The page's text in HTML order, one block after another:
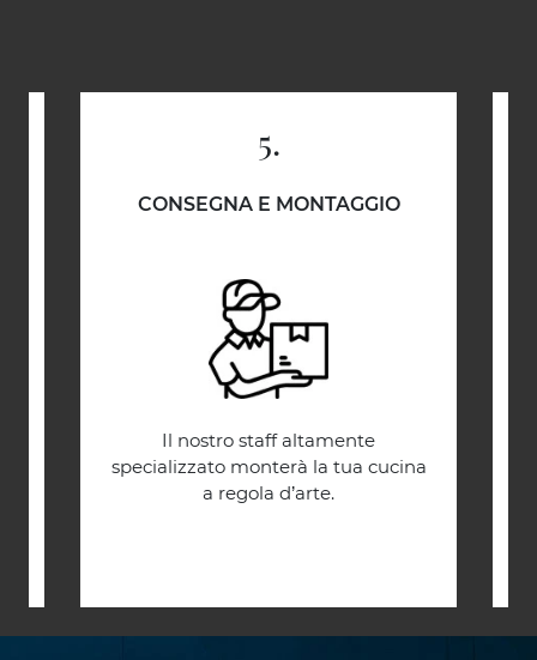
5.
CONSEGNA E MONTAGGIO
Il nostro staff altamente
specializzato monterà la tua cucina
a regola d’arte.